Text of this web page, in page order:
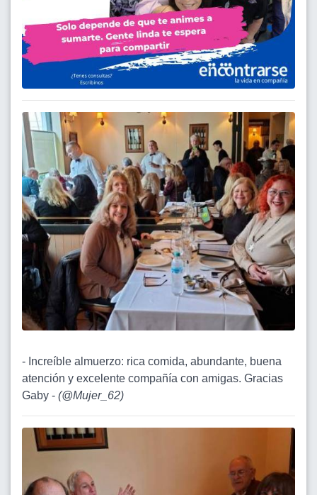
- Increíble almuerzo: rica comida, abundante, buena
atención y excelente compañía con amigas. Gracias
Gaby - (@Mujer_62)